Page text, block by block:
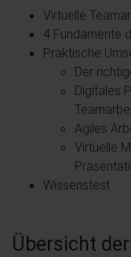
Virtuelle
4 Fundamente
Praktische
Der
Digitales
Agiles
Virtuelle
Wissenstest
Übersicht